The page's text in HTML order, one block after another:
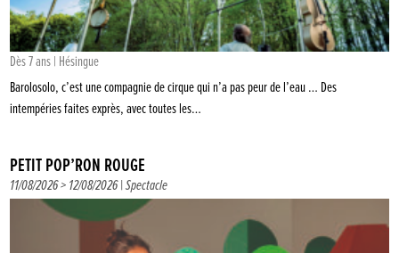
Dès 7 ans | Hésingue
Barolosolo, c’est une compagnie de cirque qui n’a pas peur de l’eau … Des
intempéries faites exprès, avec toutes les…
PETIT POP’RON ROUGE
11/08/2026 > 12/08/2026 |Spectacle